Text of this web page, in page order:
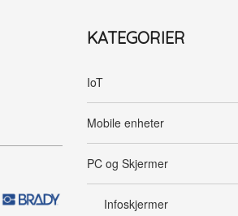
KATEGORIER
IoT
Mobile enheter
PC og Skjermer
Infoskjermer